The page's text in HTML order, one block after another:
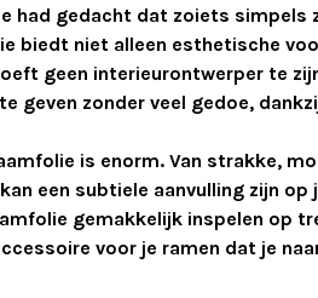
had gedacht dat zoiets simpels
biedt niet alleen esthetische
geen interieurontwerper te
geven zonder veel gedoe,
is enorm. Van strakke,
een subtiele aanvulling zijn
gemakkelijk inspelen op
voor je ramen dat je